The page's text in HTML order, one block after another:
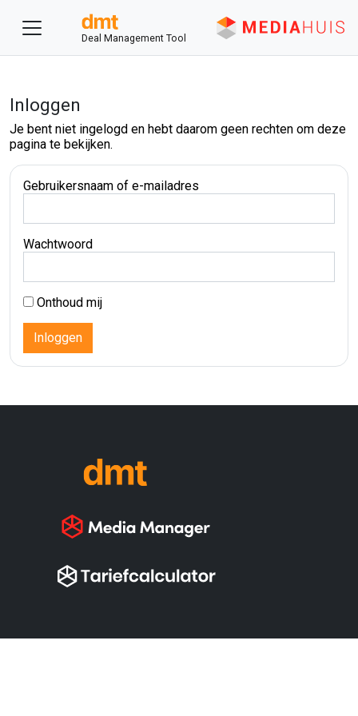
Deal Management Tool
Inloggen
Je bent niet ingelogd en hebt daarom geen rechten om deze
pagina te bekijken.
Gebruikersnaam of e-mailadres
Wachtwoord
Onthoud mij